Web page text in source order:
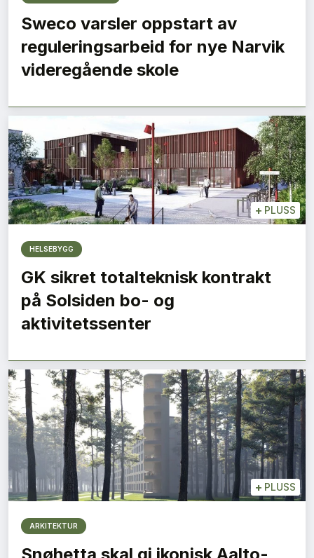
Sweco varsler oppstart av
reguleringsarbeid for nye Narvik
videregående skole
+ PLUSS
HELSEBYGG
GK sikret totalteknisk kontrakt
på Solsiden bo- og
aktivitetssenter
+ PLUSS
ARKITEKTUR